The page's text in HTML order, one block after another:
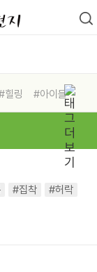
힐링
#아이들
#집착
#허락